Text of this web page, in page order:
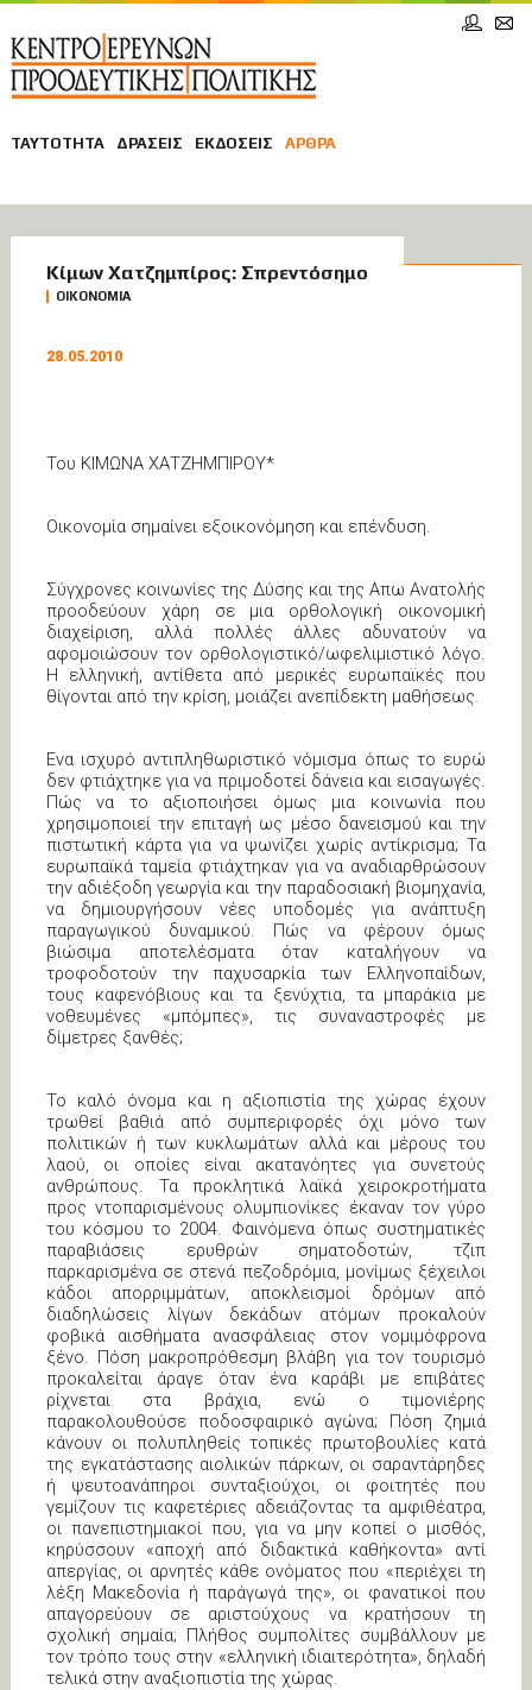
ΤΑΥΤΟΤΗΤΑ ΔΡΑΣΕΙΣ ΕΚΔΟΣΕΙΣ ΑΡΘΡΑ
ΑΡΘΡΑ
ΟΙΚΟΝΟΜΙΑ
28.05.2010
Κίμων Χατζημπίρος: Σπρεντόσημο
Του ΚΙΜΩΝΑ ΧΑΤΖΗΜΠΙΡΟΥ*
Οικονομία σημαίνει εξοικονόμηση και επένδυση.
Σύγχρονες κοινωνίες της Δύσης και της Απω Ανατολής
προοδεύουν χάρη σε μια ορθολογική οικονομική
διαχείριση, αλλά πολλές άλλες αδυνατούν να
αφομοιώσουν τον ορθολογιστικό/ωφελιμιστικό λόγο.
Η ελληνική, αντίθετα από μερικές ευρωπαϊκές που
θίγονται από την κρίση, μοιάζει ανεπίδεκτη μαθήσεως.
Ενα ισχυρό αντιπληθωριστικό νόμισμα όπως το ευρώ
δεν φτιάχτηκε για να πριμοδοτεί δάνεια και εισαγωγές.
Πώς να το αξιοποιήσει όμως μια κοινωνία που
χρησιμοποιεί την επιταγή ως μέσο δανεισμού και την
πιστωτική κάρτα για να ψωνίζει χωρίς αντίκρισμα; Τα
ευρωπαϊκά ταμεία φτιάχτηκαν για να αναδιαρθρώσουν
την αδιέξοδη γεωργία και την παραδοσιακή βιομηχανία,
να δημιουργήσουν νέες υποδομές για ανάπτυξη
παραγωγικού δυναμικού. Πώς να φέρουν όμως
βιώσιμα αποτελέσματα όταν καταλήγουν να
τροφοδοτούν την παχυσαρκία των Ελληνοπαίδων,
τους καφενόβιους και τα ξενύχτια, τα μπαράκια με
νοθευμένες «μπόμπες», τις συναναστροφές με
δίμετρες ξανθές;
Το καλό όνομα και η αξιοπιστία της χώρας έχουν
τρωθεί βαθιά από συμπεριφορές όχι μόνο των
πολιτικών ή των κυκλωμάτων αλλά και μέρους του
λαού, οι οποίες είναι ακατανόητες για συνετούς
ανθρώπους. Τα προκλητικά λαϊκά χειροκροτήματα
προς ντοπαρισμένους ολυμπιονίκες έκαναν τον γύρο
του κόσμου το 2004. Φαινόμενα όπως συστηματικές
παραβιάσεις ερυθρών σηματοδοτών, τζιπ
παρκαρισμένα σε στενά πεζοδρόμια, μονίμως ξέχειλοι
κάδοι απορριμμάτων, αποκλεισμοί δρόμων από
διαδηλώσεις λίγων δεκάδων ατόμων προκαλούν
φοβικά αισθήματα ανασφάλειας στον νομιμόφρονα
ξένο. Πόση μακροπρόθεσμη βλάβη για τον τουρισμό
προκαλείται άραγε όταν ένα καράβι με επιβάτες
ρίχνεται στα βράχια, ενώ ο τιμονιέρης
παρακολουθούσε ποδοσφαιρικό αγώνα; Πόση ζημιά
κάνουν οι πολυπληθείς τοπικές πρωτοβουλίες κατά
της εγκατάστασης αιολικών πάρκων, οι σαραντάρηδες
ή ψευτοανάπηροι συνταξιούχοι, οι φοιτητές που
γεμίζουν τις καφετέριες αδειάζοντας τα αμφιθέατρα,
οι πανεπιστημιακοί που, για να μην κοπεί ο μισθός,
κηρύσσουν «αποχή από διδακτικά καθήκοντα» αντί
απεργίας, οι αρνητές κάθε ονόματος που «περιέχει τη
λέξη Μακεδονία ή παράγωγά της», οι φανατικοί που
απαγορεύουν σε αριστούχους να κρατήσουν τη
σχολική σημαία; Πλήθος συμπολίτες συμβάλλουν με
τον τρόπο τους στην «ελληνική ιδιαιτερότητα», δηλαδή
τελικά στην αναξιοπιστία της χώρας.